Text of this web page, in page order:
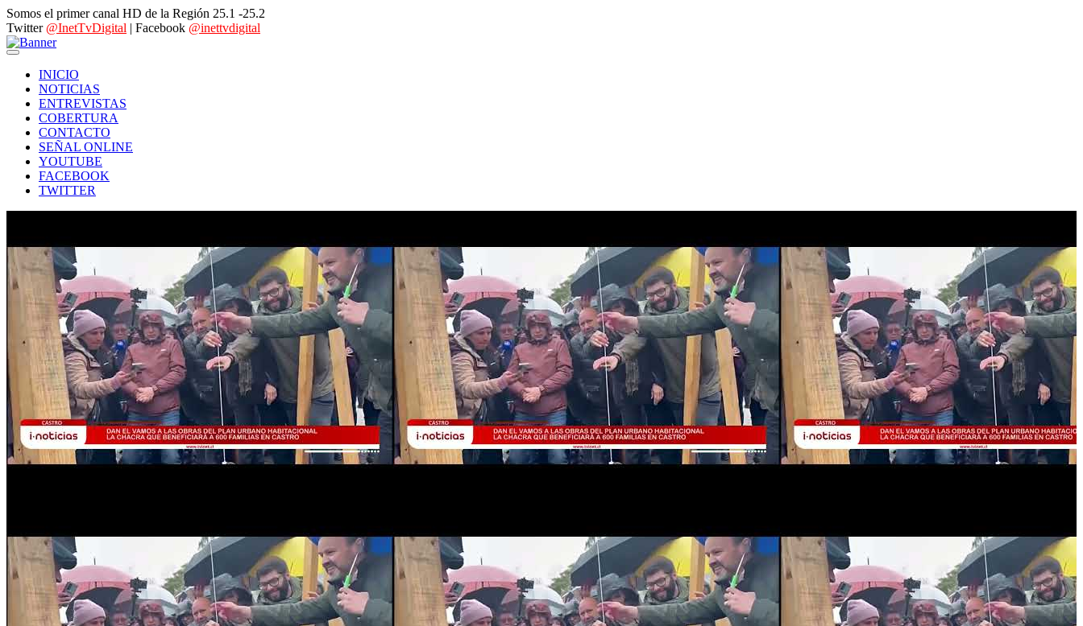
Somos el primer canal HD de la Región 25.1 -25.2
Twitter @InetTvDigital | Facebook @inettvdigital
INICIO
NOTICIAS
ENTREVISTAS
COBERTURA
CONTACTO
SEÑAL ONLINE
YOUTUBE
FACEBOOK
TWITTER